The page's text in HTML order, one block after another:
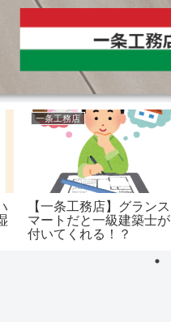
一条工務店
【一条工務店】グランス
マートだと一級建築士が
付いてくれる！？